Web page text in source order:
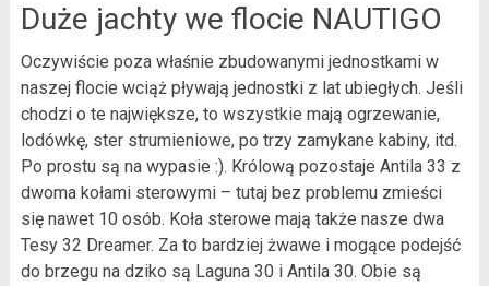
Duże jachty we flocie NAUTIGO
Oczywiście poza właśnie zbudowanymi jednostkami w
naszej flocie wciąż pływają jednostki z lat ubiegłych. Jeśli
chodzi o te największe, to wszystkie mają ogrzewanie,
lodówkę, ster strumieniowe, po trzy zamykane kabiny, itd.
Po prostu są na wypasie :). Królową pozostaje Antila 33 z
dwoma kołami sterowymi – tutaj bez problemu zmieści
się nawet 10 osób. Koła sterowe mają także nasze dwa
Tesy 32 Dreamer. Za to bardziej żwawe i mogące podejść
do brzegu na dziko są Laguna 30 i Antila 30. Obie są